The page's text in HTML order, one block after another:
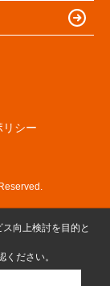
リシー
向上検討を目的と
ください。